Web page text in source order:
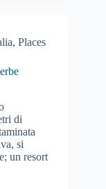
, Places
di
si
un resort